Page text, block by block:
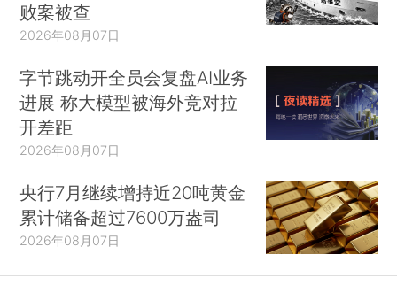
败案被查
2026年08月07日
字节跳动开全员会复盘AI业务
进展 称大模型被海外竞对拉
开差距
2026年08月07日
央行7月继续增持近20吨黄金
累计储备超过7600万盎司
2026年08月07日